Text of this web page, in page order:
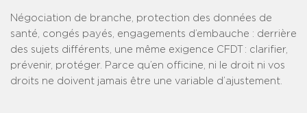
Négociation de branche, protection des données de
santé, congés payés, engagements d’embauche : derrière
des sujets différents, une même exigence CFDT : clarifier,
prévenir, protéger. Parce qu’en officine, ni le droit ni vos
droits ne doivent jamais être une variable d’ajustement.